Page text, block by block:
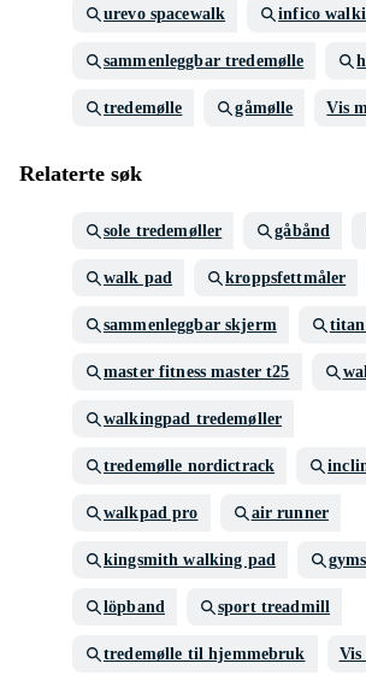
urevo spacewalk infico
sammenleggbar tredemølle
tredemølle gåmølle Vis
Relaterte søk
sole tredemøller gåbånd
walk pad kroppsfettmåler
sammenleggbar skjerm
master fitness master t25
walkingpad tredemøller
tredemølle nordictrack
walkpad pro air runner
kingsmith walking pad
löpband sport treadmill
tredemølle til hjemmebruk Vis